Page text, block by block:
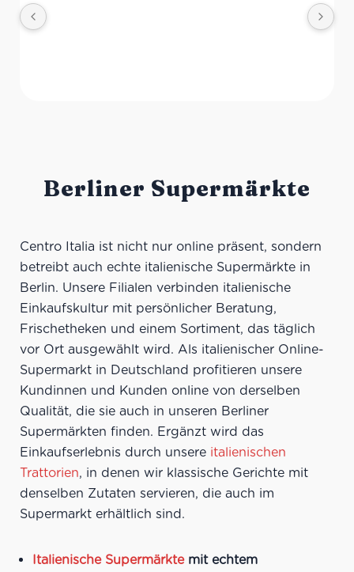
Berliner Supermärkte
Centro Italia ist nicht nur online präsent, sondern
betreibt auch echte italienische Supermärkte in
Berlin. Unsere Filialen verbinden italienische
Einkaufskultur mit persönlicher Beratung,
Frischetheken und einem Sortiment, das täglich
vor Ort ausgewählt wird. Als italienischer Online-
Supermarkt in Deutschland profitieren unsere
Kundinnen und Kunden online von derselben
Qualität, die sie auch in unseren Berliner
Supermärkten finden. Ergänzt wird das
Einkaufserlebnis durch unsere italienischen
Trattorien, in denen wir klassische Gerichte mit
denselben Zutaten servieren, die auch im
Supermarkt erhältlich sind.
Italienische Supermärktemit echtem